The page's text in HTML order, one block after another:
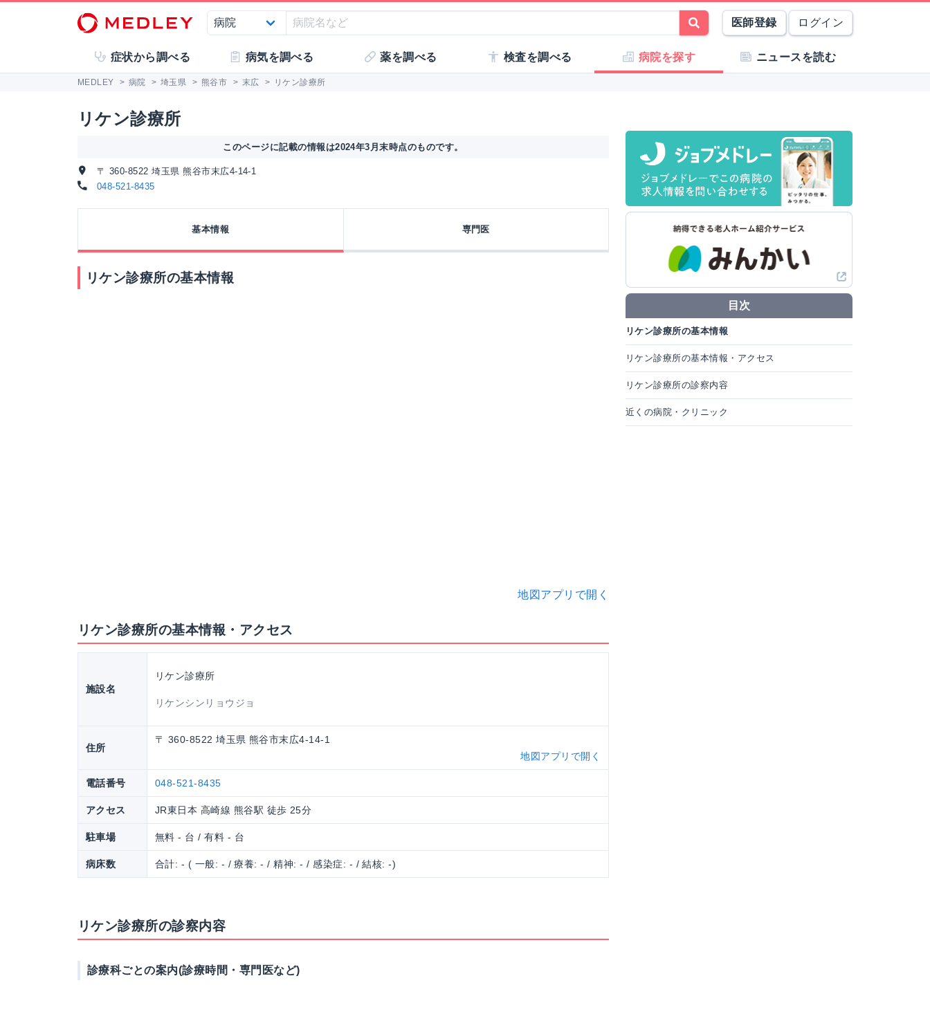
医師登録 ログイン
症状から調べる 病気を調べる 薬を調べる 検査を調べる 病院を探す ニュースを読む
MEDLEY > 病院 > 埼玉県 > 熊谷市 > 末広 > リケン診療所
リケン診療所
このページに記載の情報は2024年3月末時点のものです。
〒 360-8522 埼玉県 熊谷市末広4-14-1
048-521-8435
基本情報 専門医
リケン診療所の基本情報
地図アプリで開く
リケン診療所の基本情報・アクセス
施設名
リケン診療所
リケンシンリョウジョ
住所
〒 360-8522 埼玉県 熊谷市末広4-14-1
地図アプリで開く
電話番号 048-521-8435
アクセス JR東日本 高崎線 熊谷駅 徒歩 25分
駐車場 無料 - 台 / 有料 - 台
病床数 合計: - ( 一般: - / 療養: - / 精神: - / 感染症: - / 結核: -)
リケン診療所の診察内容
診療科ごとの案内(診療時間・専門医など)
目次
リケン診療所の基本情報
リケン診療所の基本情報・アクセス
リケン診療所の診察内容
近くの病院・クリニック